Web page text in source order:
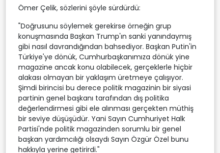
Ömer Çelik, sözlerini şöyle sürdürdü:
"Doğrusunu söylemek gerekirse örneğin grup
konuşmasında Başkan Trump'ın sanki yanındaymış
gibi nasıl davrandığından bahsediyor. Başkan Putin'in
Türkiye'ye dönük, Cumhurbaşkanımıza dönük yine
magazine ancak konu olabilecek, gerçeklerle hiçbir
alakası olmayan bir yaklaşım üretmeye çalışıyor.
Şimdi birincisi bu derece politik magazinin bir siyasi
partinin genel başkanı tarafından dış politika
değerlendirmesi gibi ele alınması gerçekten müthiş
bir seviye düşüşüdür. Yani Sayın Cumhuriyet Halk
Partisi'nde politik magazinden sorumlu bir genel
başkan yardımcılığı olsaydı Sayın Özgür Özel bunu
hakkıyla yerine getirirdi."